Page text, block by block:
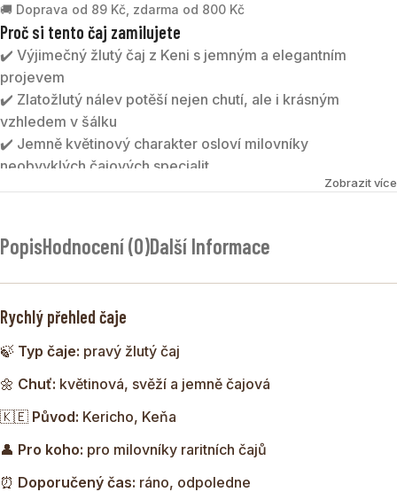
🚚 Doprava od 89 Kč, zdarma od 800 Kč
Proč si tento čaj zamilujete
✔️ Výjimečný žlutý čaj z Keni s jemným a elegantním
projevem
✔️ Zlatožlutý nálev potěší nejen chutí, ale i krásným
vzhledem v šálku
✔️ Jemně květinový charakter osloví milovníky
neobvyklých čajových specialit
✔️ Vyrábí se v malých šaržích pro opravdu jedinečný
AMBER YELLOWje originální keňský žlutý čaj z oblasti
čajové speciality vyráběné v malých šaržích a nabízí
a lehkostí květinových čajů.
Zobrazit více
PopisHodnocení (0)Další Informace
Rychlý přehled čaje
🍃 Typ čaje: pravý žlutý čaj
🌼 Chuť: květinová, svěží a jemně čajová
🇰🇪 Původ: Kericho, Keňa
👤 Pro koho: pro milovníky raritních čajů
⏰ Doporučený čas: ráno, odpoledne